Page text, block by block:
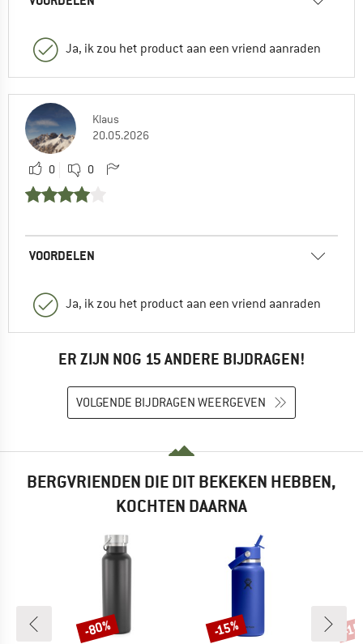
Ja, ik zou het product aan een vriend aanraden
Klaus
20.05.2026
0 0
VOORDELEN
Ja, ik zou het product aan een vriend aanraden
ER ZIJN NOG 15 ANDERE BIJDRAGEN!
VOLGENDE BIJDRAGEN WEERGEVEN
BERGVRIENDEN DIE DIT BEKEKEN HEBBEN,
KOCHTEN DAARNA
Korting
-80% Korting
-15% -